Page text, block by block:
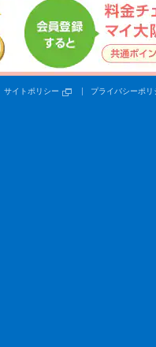
サイトポリシー プライバシーポリ